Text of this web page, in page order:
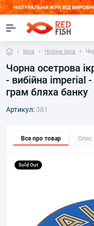
Ікра Чорна ікра
Чорна осетрова
- вибійна imperial -
грам бляха банку
Артикул: 381
Все про товар Опис
Sold Out